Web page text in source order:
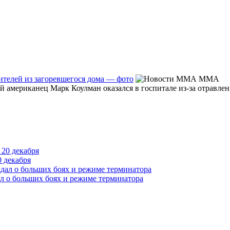
из загоревшегося дома — фото
MMA
Марк Коулман оказался в госпитале из-за
о больших боях и режиме терминатора